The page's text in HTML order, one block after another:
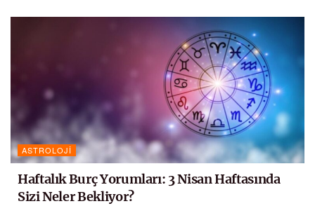
ASTROLOJI
Haftalık Burç Yorumları: 3 Nisan Haftasında
Sizi Neler Bekliyor?